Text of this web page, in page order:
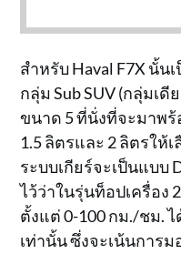
สำหรับ Haval F7X นั้น
กลุ่ม Sub SUV (กลุ่มเดี
ขนาด 5 ที่นั่งที่จะมาพ
1.5 ลิตรและ 2 ลิตรให้
ระบบเกียร์จะเป็นแบบ
ไว้ว่าในรุ่นท็อปเครื่อง
ตั้งแต่ 0-100 กม./ชม. ไ
เท่านั้น ซึ่งจะเน้นการ